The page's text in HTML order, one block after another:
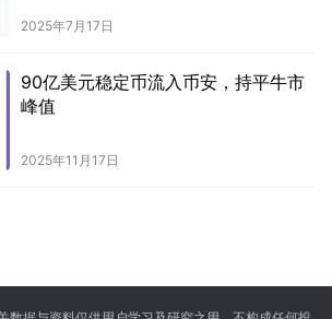
2025年7月17日
90亿美元稳定币流入币安，持平牛市
峰值
2025年11月17日